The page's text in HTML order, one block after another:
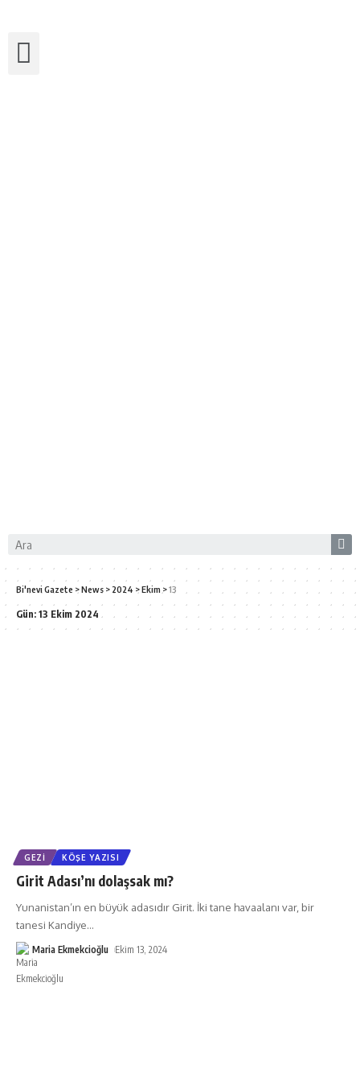
Bi'nevi Gazete >News > 2024 >Ekim >13
Gün: 13 Ekim 2024
GEZI KÖŞE YAZISI
Girit Adası’nı dolaşsak mı?
Yunanistan’ın en büyük adasıdır Girit. İki tane havaalanı var, bir
tanesi Kandiye…
Maria Ekmekcioğlu Ekim 13, 2024